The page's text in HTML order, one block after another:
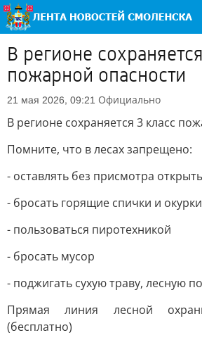
В регионе
пожарной опасности
21 мая 2026, 09:21 Официально
В регионе сохраняется 3 класс
Помните, что в лесах запрещено:
- оставлять без присмотра
- бросать горящие спички и окурки
- пользоваться пиротехникой
- бросать мусор
- поджигать сухую траву, лесную
Прямая линия лесной
(бесплатно)